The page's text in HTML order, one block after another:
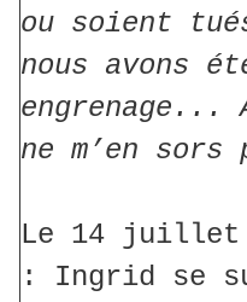
ou soient
nous avons
engrenage...
ne m’en
Le 14 juillet
: Ingrid se